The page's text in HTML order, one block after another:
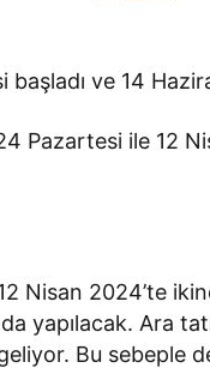
ve 14
Pazartesi ile 12
Nisan 2024’te
yapılacak. Ara
geliyor. Bu